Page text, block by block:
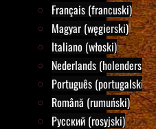
Français (francuski)
Magyar (węgierski)
Italiano (włoski)
Nederlands (holenderski)
Português (portugalski)
Română (rumuński)
Русский (rosyjski)